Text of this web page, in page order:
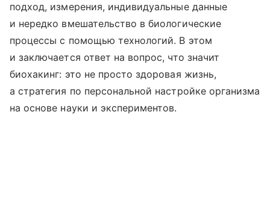
подход, измерения, индивидуальные данные
и нередко вмешательство в биологические
процессы с помощью технологий. В этом
и заключается ответ на вопрос, что значит
биохакинг: это не просто здоровая жизнь,
а стратегия по персональной настройке организма
на основе науки и экспериментов.